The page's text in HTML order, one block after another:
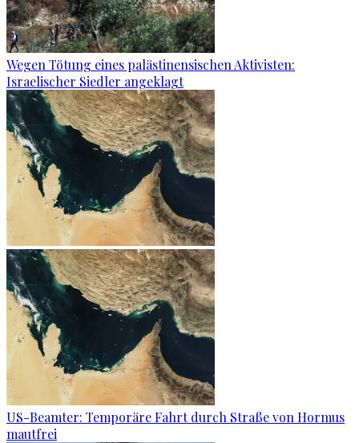
Wegen Tötung eines palästinensischen Aktivisten:
Israelischer Siedler angeklagt
US-Beamter: Temporäre Fahrt durch Straße von Hormus
mautfrei